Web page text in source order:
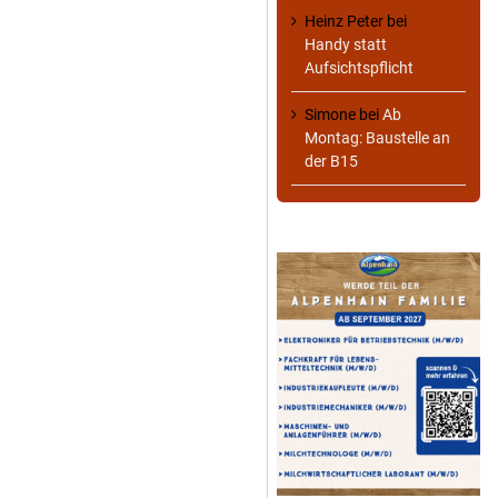
Heinz Peter bei
Handy statt
Aufsichtspflicht
Simone beiAb
Montag: Baustelle an
der B15